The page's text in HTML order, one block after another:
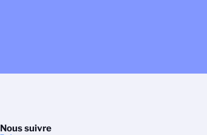
Nous suivre